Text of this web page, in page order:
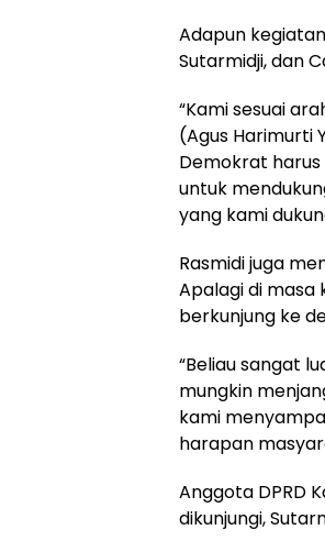
Adapun
Sutarmidji, dan
“Kami sesuai
(Agus Harimurti
Demokrat harus
untuk
yang kami
Rasmidi juga
Apalagi di masa
berkunjung ke
“Beliau sangat
mungkin
kami
harapan
Anggota DPRD
dikunjungi,